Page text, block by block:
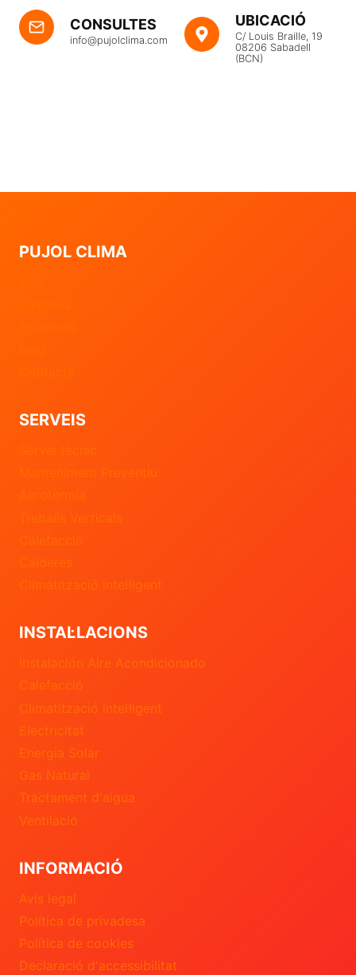
CONSULTES
info@pujolclima.com
UBICACIÓ
C/ Louis Braille, 19
08206 Sabadell
(BCN)
PUJOL CLIMA
SERVEIS
Manteniment Preventiu
Treballs Verticals
Calderes
Climatització intel·ligent
INSTAL·LACIONS
Instalación Aire Acondicionado
Calefacció
Climatització intel·ligent
Electricitat
Energia Solar
Gas Natural
Tractament d'aigua
Ventilació
INFORMACIÓ
Avís legal
Política de privadesa
Política de cookies
Declaració d'accessibilitat